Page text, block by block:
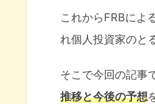
これからFRBによ
れ個人投資家のと
そこで今回の記事
推移と今後の予想